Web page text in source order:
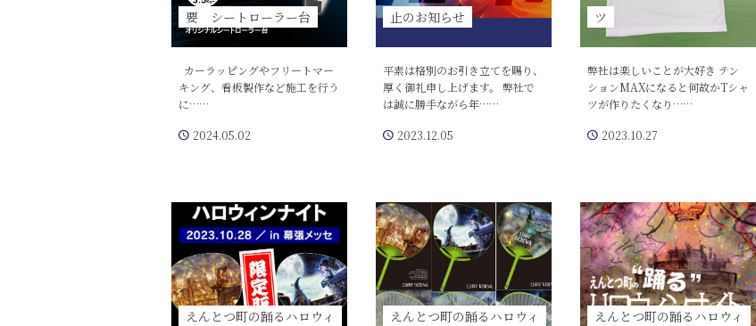
要 シートローラー台
カーラッピングやフリートマー
キング、看板製作など施工を行う
に……
2024.05.02
止のお知らせ
平素は格別のお引き立てを賜り、
厚く御礼申し上げます。 弊社で
は誠に勝手ながら年……
2023.12.05
ツ
弊社は楽しいことが大好き テン
ションMAXになると何故かTシャ
ツが作りたくなり……
2023.10.27
えんとつ町の踊るハロウィ
えんとつ町の踊るハロウィ
えんとつ町の踊るハロウィ